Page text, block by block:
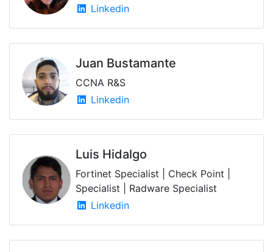
Linkedin
Juan Bustamante
CCNA R&S
Linkedin
Luis Hidalgo
Fortinet Specialist | Check Point |
Specialist | Radware Specialist
Linkedin